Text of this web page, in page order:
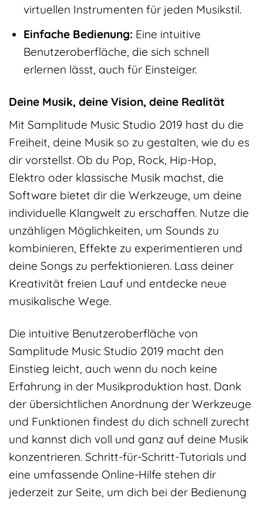
virtuellen Instrumenten für jeden Musikstil.
Einfache Bedienung: Eine intuitive
Benutzeroberfläche, die sich schnell
erlernen lässt, auch für Einsteiger.
Deine Musik, deine Vision, deine Realität
Mit Samplitude Music Studio 2019 hast du die
Freiheit, deine Musik so zu gestalten, wie du es
dir vorstellst. Ob du Pop, Rock, Hip-Hop,
Elektro oder klassische Musik machst, die
Software bietet dir die Werkzeuge, um deine
individuelle Klangwelt zu erschaffen. Nutze die
unzähligen Möglichkeiten, um Sounds zu
kombinieren, Effekte zu experimentieren und
deine Songs zu perfektionieren. Lass deiner
Kreativität freien Lauf und entdecke neue
musikalische Wege.
Die intuitive Benutzeroberfläche von
Samplitude Music Studio 2019 macht den
Einstieg leicht, auch wenn du noch keine
Erfahrung in der Musikproduktion hast. Dank
der übersichtlichen Anordnung der Werkzeuge
und Funktionen findest du dich schnell zurecht
und kannst dich voll und ganz auf deine Musik
konzentrieren. Schritt-für-Schritt-Tutorials und
eine umfassende Online-Hilfe stehen dir
jederzeit zur Seite, um dich bei der Bedienung